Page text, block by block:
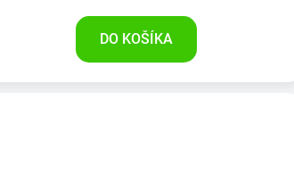
DO KOŠÍKA